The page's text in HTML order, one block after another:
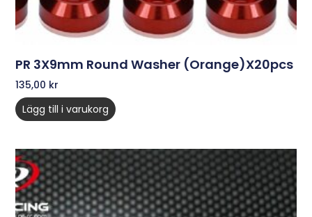
PR 3X9mm Round Washer (Orange)x20pcs
135,00 kr
Lägg till i varukorg